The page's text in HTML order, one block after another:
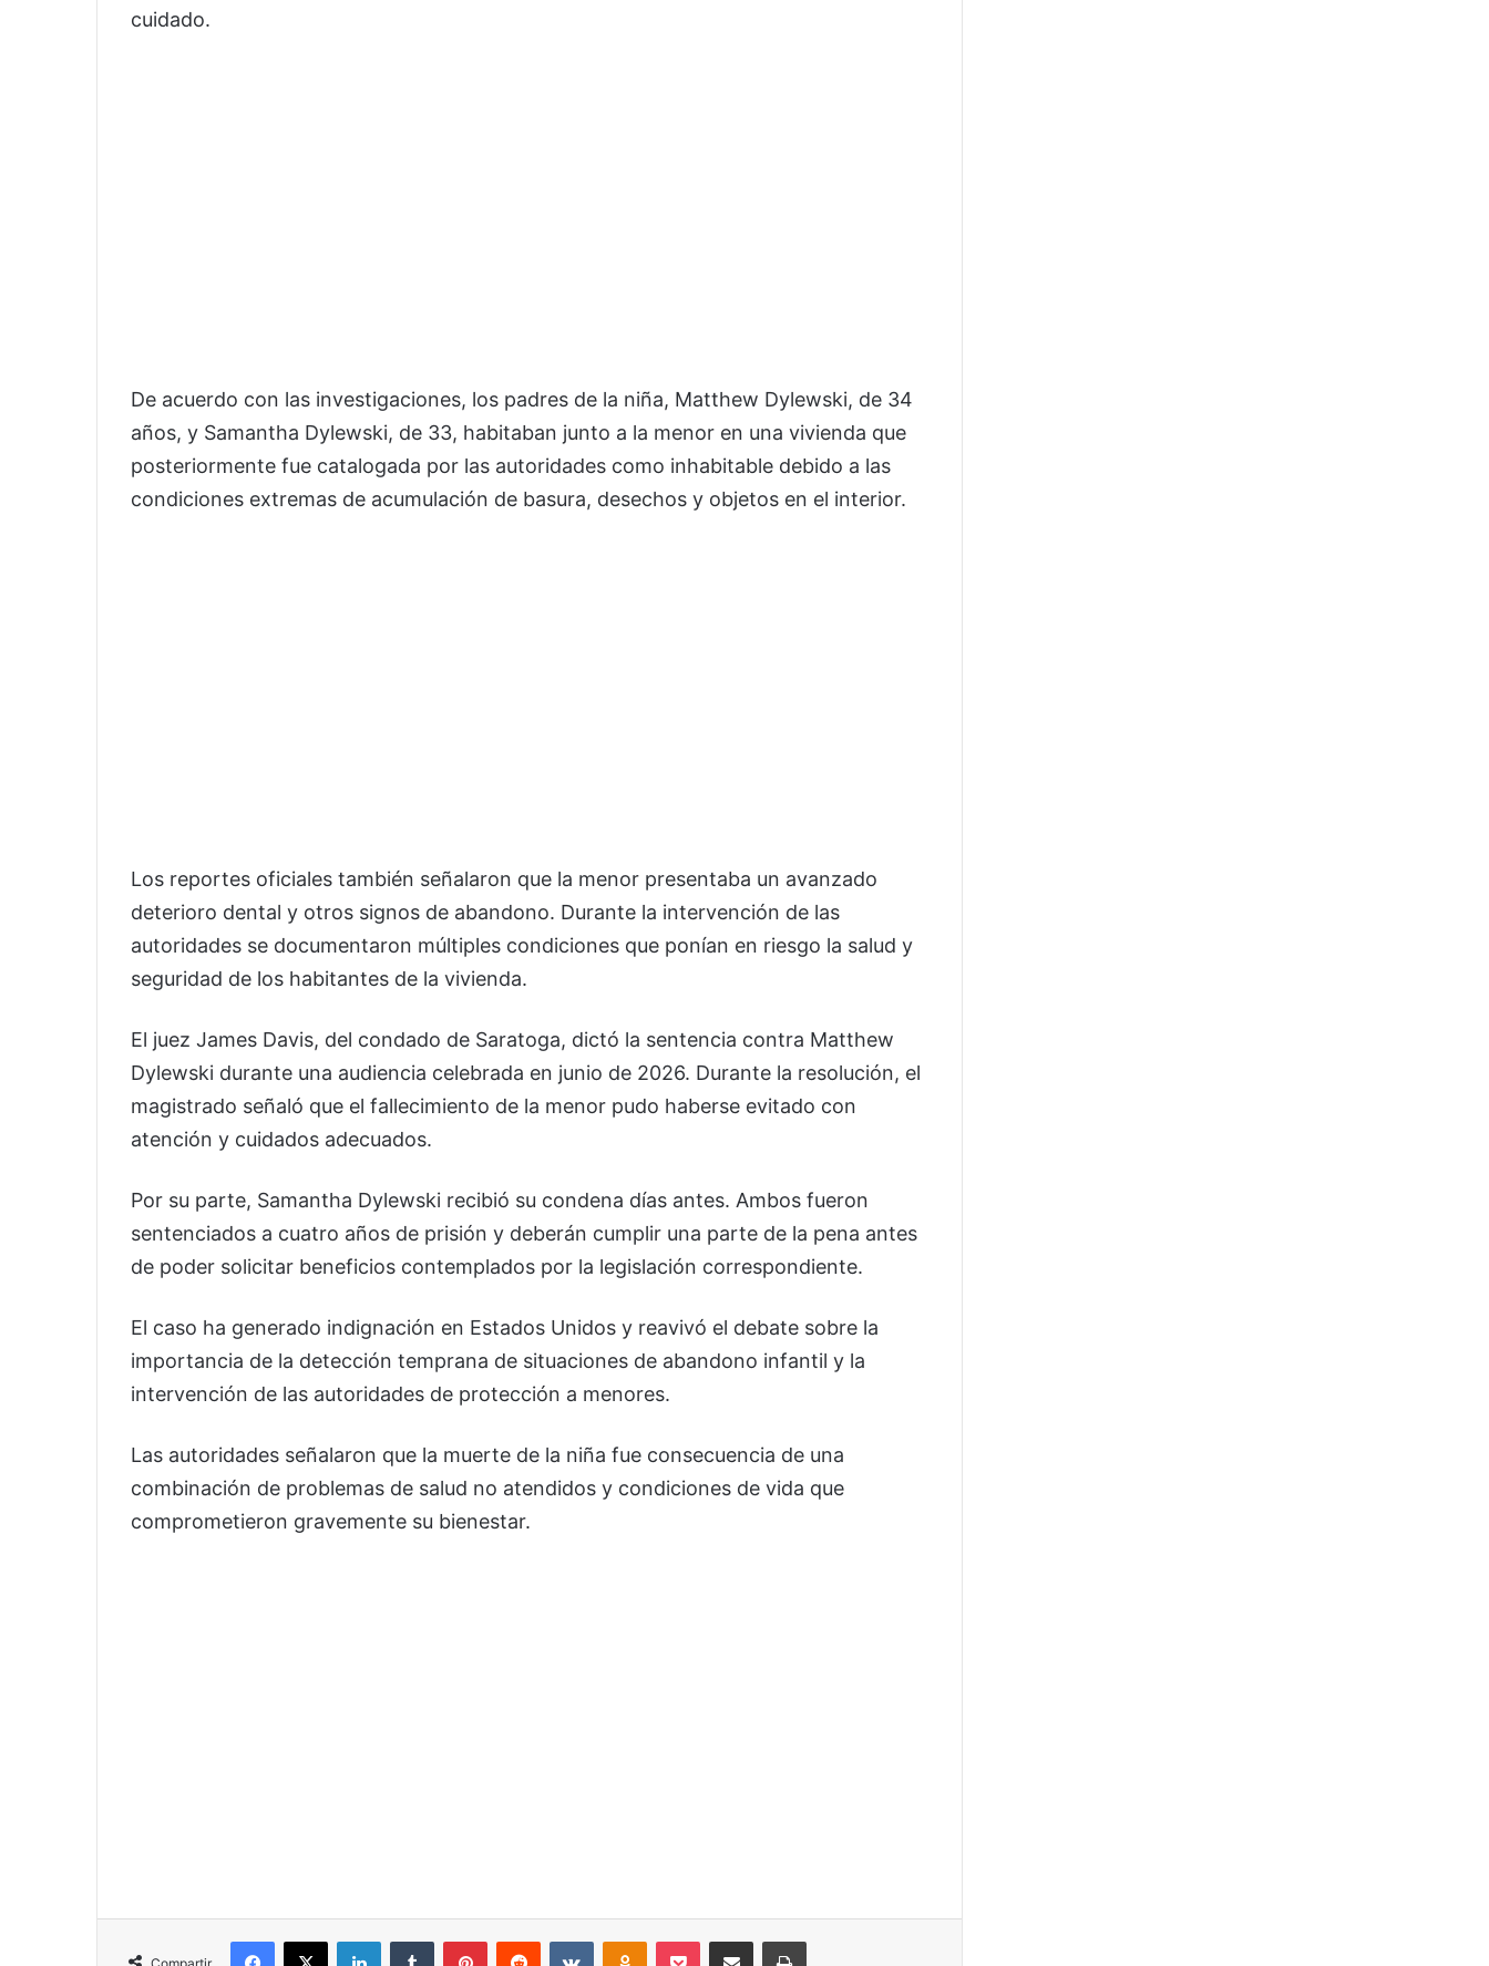
cuidado.
De acuerdo con las investigaciones, los padres de la niña, Matthew Dylewski, de 34
años, y Samantha Dylewski, de 33, habitaban junto a la menor en una vivienda que
posteriormente fue catalogada por las autoridades como inhabitable debido a las
condiciones extremas de acumulación de basura, desechos y objetos en el interior.
Los reportes oficiales también señalaron que la menor presentaba un avanzado
deterioro dental y otros signos de abandono. Durante la intervención de las
autoridades se documentaron múltiples condiciones que ponían en riesgo la salud y
seguridad de los habitantes de la vivienda.
El juez James Davis, del condado de Saratoga, dictó la sentencia contra Matthew
Dylewski durante una audiencia celebrada en junio de 2026. Durante la resolución, el
magistrado señaló que el fallecimiento de la menor pudo haberse evitado con
atención y cuidados adecuados.
Por su parte, Samantha Dylewski recibió su condena días antes. Ambos fueron
sentenciados a cuatro años de prisión y deberán cumplir una parte de la pena antes
de poder solicitar beneficios contemplados por la legislación correspondiente.
El caso ha generado indignación en Estados Unidos y reavivó el debate sobre la
importancia de la detección temprana de situaciones de abandono infantil y la
intervención de las autoridades de protección a menores.
Las autoridades señalaron que la muerte de la niña fue consecuencia de una
combinación de problemas de salud no atendidos y condiciones de vida que
comprometieron gravemente su bienestar.
Facebook
X LinkedInTumblr PinterestReddit VKontakteOdnoklassniki
Pocket Share via Email Print